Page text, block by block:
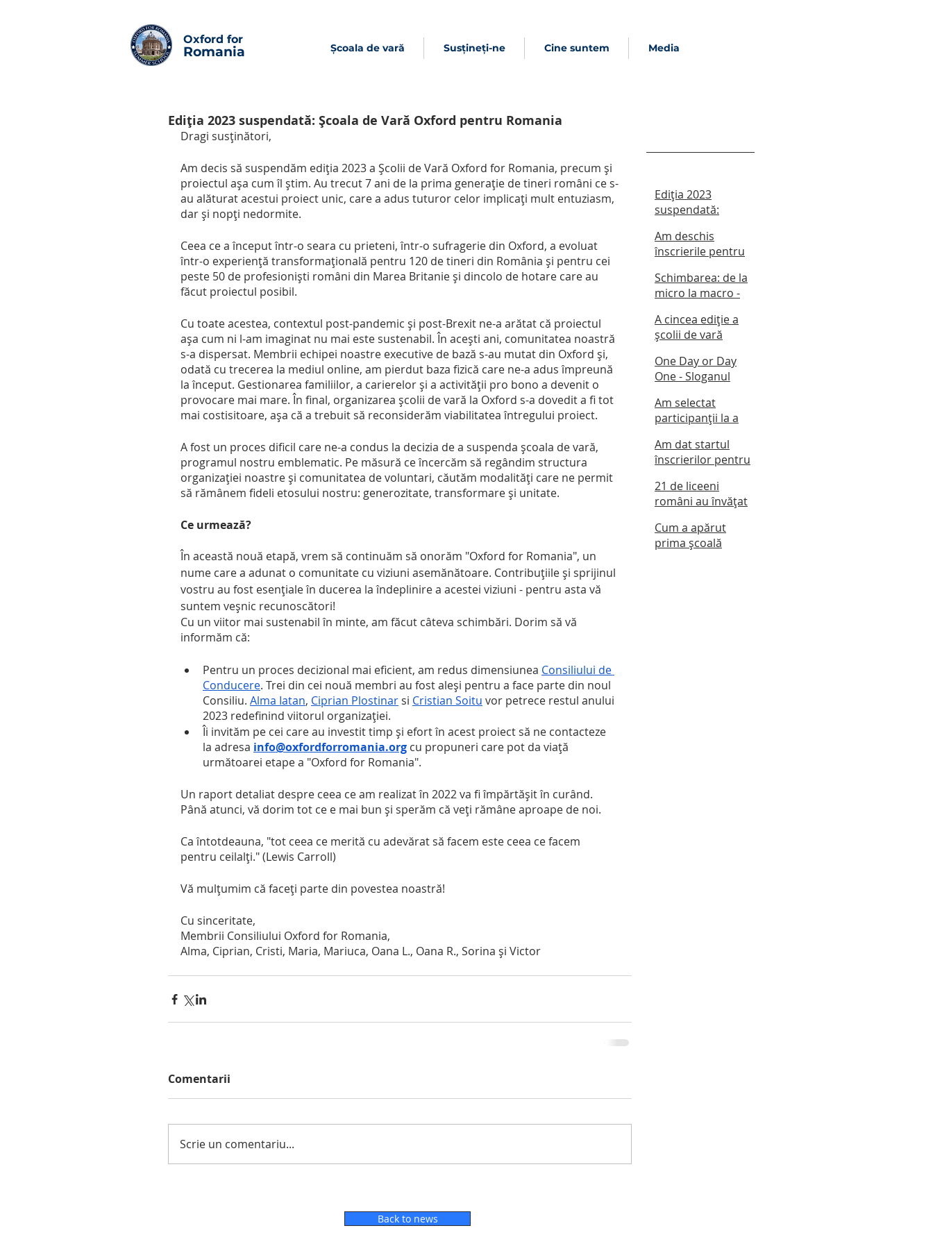
Oxford for
Romania Școala de vară Susțineți-ne Cine suntem Media
Ediția 2023 suspendată: Școala de Vară Oxford pentru Romania
Dragi susținători,
Am decis să suspendăm ediția 2023 a Școlii de Vară Oxford for Romania, precum și
proiectul așa cum îl știm. Au trecut 7 ani de la prima generație de tineri români ce s-
au alăturat acestui proiect unic, care a adus tuturor celor implicați mult entuziasm,
dar și nopți nedormite.
Ceea ce a început într-o seara cu prieteni, într-o sufragerie din Oxford, a evoluat
într-o experiență transformațională pentru 120 de tineri din România și pentru cei
peste 50 de profesioniști români din Marea Britanie și dincolo de hotare care au
făcut proiectul posibil.
Cu toate acestea, contextul post-pandemic și post-Brexit ne-a arătat că proiectul
așa cum ni l-am imaginat nu mai este sustenabil. În acești ani, comunitatea noastră
s-a dispersat. Membrii echipei noastre executive de bază s-au mutat din Oxford și,
odată cu trecerea la mediul online, am pierdut baza fizică care ne-a adus împreună
la început. Gestionarea familiilor, a carierelor și a activității pro bono a devenit o
provocare mai mare. În final, organizarea școlii de vară la Oxford s-a dovedit a fi tot
mai costisitoare, așa că a trebuit să reconsiderăm viabilitatea întregului proiect.
A fost un proces dificil care ne-a condus la decizia de a suspenda școala de vară,
programul nostru emblematic. Pe măsură ce încercăm să regândim structura
organizației noastre și comunitatea de voluntari, căutăm modalități care ne permit
să rămânem fideli etosului nostru: generozitate, transformare și unitate.
Ce urmează?
În această nouă etapă, vrem să continuăm să onorăm "Oxford for Romania", un
nume care a adunat o comunitate cu viziuni asemănătoare. Contribuțiile și sprijinul
vostru au fost esențiale în ducerea la îndeplinire a acestei viziuni - pentru asta vă
suntem veșnic recunoscători!
Cu un viitor mai sustenabil în minte, am făcut câteva schimbări. Dorim să vă
informăm că:
Pentru un proces decizional mai eficient, am redus dimensiunea Consiliului de
Conducere. Trei din cei nouă membri au fost aleși pentru a face parte din noul
Consiliu. Alma Iatan, Ciprian Plostinar si Cristian Soitu vor petrece restul anului
2023 redefinind viitorul organizației.
Îi invităm pe cei care au investit timp și efort în acest proiect să ne contacteze
la adresa info@oxfordforromania.org cu propuneri care pot da viață
următoarei etape a "Oxford for Romania".
Un raport detaliat despre ceea ce am realizat în 2022 va fi împărtășit în curând.
Până atunci, vă dorim tot ce e mai bun și sperăm că veți rămâne aproape de noi.
Ca întotdeauna, "tot ceea ce merită cu adevărat să facem este ceea ce facem
pentru ceilalți." (Lewis Carroll)
Vă mulțumim că faceți parte din povestea noastră!
Cu sinceritate,
Membrii Consiliului Oxford for Romania,
Alma, Ciprian, Cristi, Maria, Mariuca, Oana L., Oana R., Sorina și Victor
Comentarii
Scrie un comentariu...
Ediția 2023
suspendată:
Oxford pentru
Romania
Am deschis
înscrierile pentru
2022! Termen
limită: 15 mai
Schimbarea: de la
micro la macro -
online pentru
liceeni cu invitații
OFR
A cincea ediție a
școlii de vară
One Day or Day
One - Sloganul
absolvenți Oxford
for Romania
Summer School
2019
Am selectat
participanții la a
de vară
Am dat startul
înscrierilor pentru
limită: 19 aprilie
2019
21 de liceeni
români au învățat
săptămână la
Oxford
Cum a apărut
prima școală
Back to news